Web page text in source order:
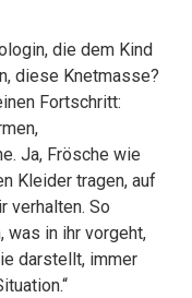
die dem Kind
diese Knetmasse?
Fortschritt:
Ja, Frösche wie
Kleider tragen, auf
verhalten. So
was in ihr vorgeht,
darstellt, immer